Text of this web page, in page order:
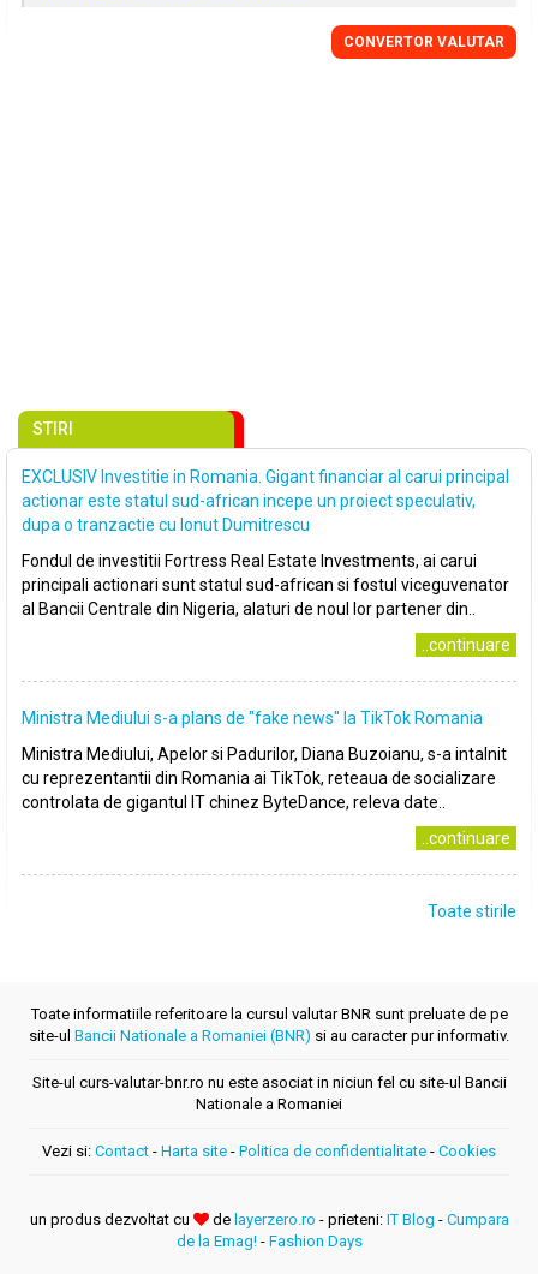
CONVERTOR VALUTAR
STIRI
EXCLUSIV Investitie in Romania. Gigant financiar al carui principal
actionar este statul sud-african incepe un proiect speculativ,
dupa o tranzactie cu Ionut Dumitrescu
Fondul de investitii Fortress Real Estate Investments, ai carui
principali actionari sunt statul sud-african si fostul viceguvenator
al Bancii Centrale din Nigeria, alaturi de noul lor partener din..
..continuare
Ministra Mediului s-a plans de ″fake news″ la TikTok Romania
Ministra Mediului, Apelor si Padurilor, Diana Buzoianu, s-a intalnit
cu reprezentantii din Romania ai TikTok, reteaua de socializare
controlata de gigantul IT chinez ByteDance, releva date..
..continuare
Toate stirile
Toate informatiile referitoare la cursul valutar BNR sunt preluate de pe
site-ul Bancii Nationale a Romaniei (BNR) si au caracter pur informativ.
Site-ul curs-valutar-bnr.ro nu este asociat in niciun fel cu site-ul Bancii
Nationale a Romaniei
Vezi si: Contact - Harta site - Politica de confidentialitate - Cookies
un produs dezvoltat cu de layerzero.ro - prieteni: IT Blog - Cumpara
de la Emag!- Fashion Days